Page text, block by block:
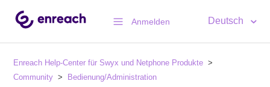
Anmelden Deutsch
Enreach Help-Center für Swyx und Netphone Produkte
Community
Bedienung/Administration